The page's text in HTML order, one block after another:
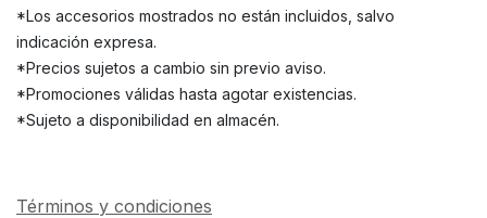
*Los accesorios mostrados no están incluidos, salvo
indicación expresa.
*Precios sujetos a cambio sin previo aviso.
*Promociones válidas hasta agotar existencias.
*Sujeto a disponibilidad en almacén.
Términos y condiciones